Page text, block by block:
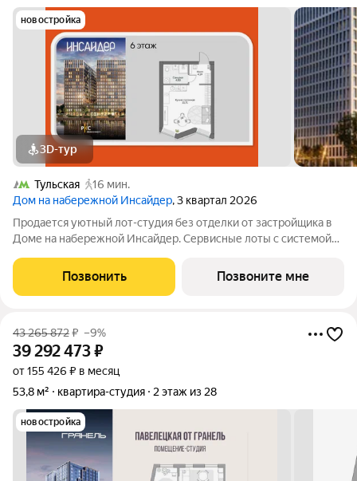
новостройка
3D-тур
Тульская
16 мин.
Дом на набережной Инсайдер, 3 квартал 2026
Продается уютный лот-студия без отделки от застройщика в
Доме на набережной Инсайдер. Сервисные лоты с системой
на 6 этаже в секции 1.3. В лоте 2 панорамных окна в пол с
видами на внутренний
Позвонить Позвоните мне
43 265 872₽ –9%
39 292 473₽
от 155 426 ₽ в месяц
53,8 м²
квартира-студия 2 этаж из 28
новостройка